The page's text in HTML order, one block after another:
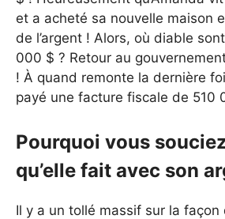
et a acheté sa nouvelle maison
de l’argent ! Alors, où diable
000 $ ? Retour au
! À quand remonte la dernière
payé une facture fiscale de 510
Pourquoi vous
qu’elle fait avec son
Il y a un tollé massif sur la